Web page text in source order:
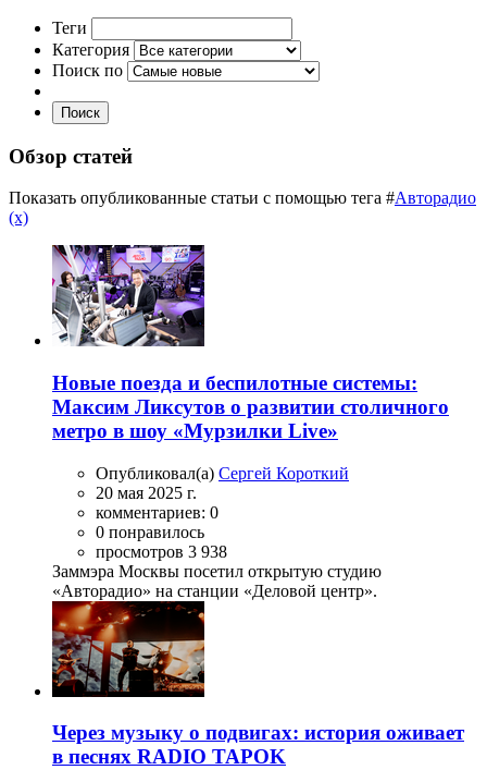
Теги
Категория
Поиск по
Поиск
Обзор статей
Показать опубликованные статьи с помощью тега #Авторадио
(x)
Новые поезда и беспилотные системы:
Максим Ликсутов о развитии столичного
метро в шоу «Мурзилки Live»
Опубликовал(а) Сергей Короткий
20 мая 2025 г.
комментариев: 0
0 понравилось
просмотров 3 938
Заммэра Москвы посетил открытую студию
«Авторадио» на станции «Деловой центр».
Через музыку о подвигах: история оживает
в песнях RADIO TAPOK